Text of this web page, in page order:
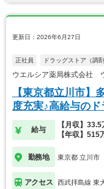
更新日：2026年6月27日
正社員 ドラッグストア（調剤
ウエルシア薬局株式会社
【東京都立川市】
度充実♪高給与の
給与
【月収】33.5
【年収】515
勤務地 東京都 立川市
アクセス 西武拝島線 東